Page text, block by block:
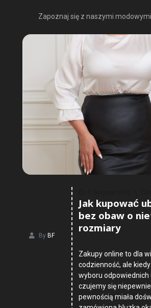
Zapoznaj się z naszymi
By BF
Jak kupować
bez obaw o
rozmiary
Zakupy online to dla
codzienność, ale
wyboru odpowiednich
czujemy się
pewnością miała